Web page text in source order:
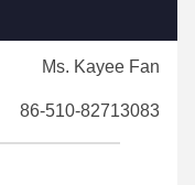
Ms. Kayee Fan
86-510-82713083